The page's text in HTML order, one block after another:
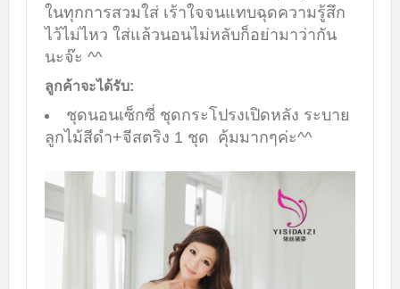
ในทุกการสวมใส่ เร้าใจจนแทบฉุดความรู้สึก
ไว้ไม่ไหว ใส่แล้วนอนไม่หลับก็อย่ามาว่ากัน
นะจ๊ะ ^^
ลูกค้าจะได้รับ:
ชุดนอนเซ็กซี่ ชุดกระโปรงเปิดหลัง ระบาย
ลูกไม้สีดำ+จีสตริง 1 ชุด คุ้มมากๆค่ะ^^